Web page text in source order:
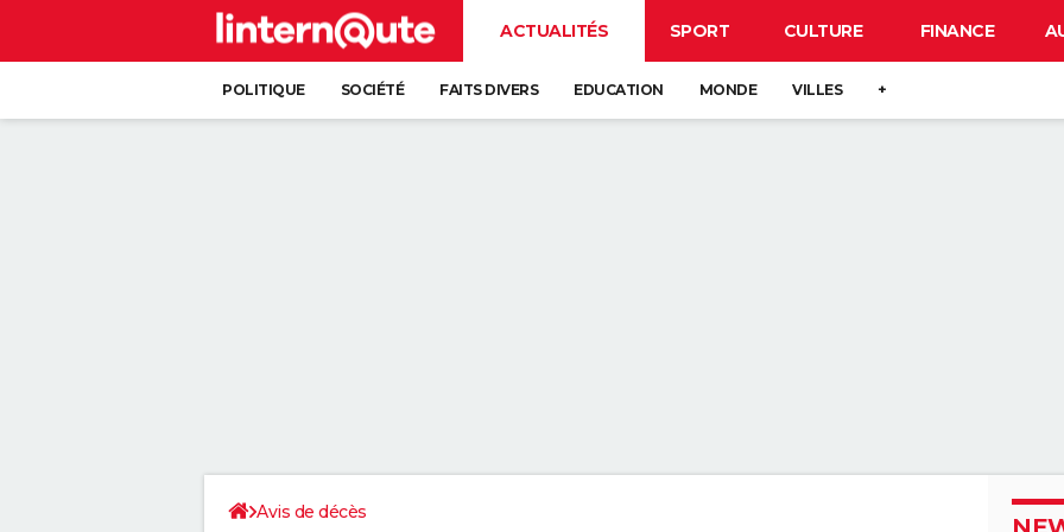
ACTUALITÉS SPORT CULTURE FINANCE
POLITIQUE SOCIÉTÉ FAITS DIVERS EDUCATION MONDE VILLES +
Avis de décès